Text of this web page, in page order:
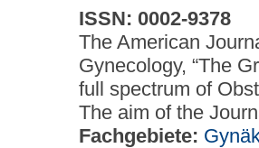
ISSN: 0002-9378
The American
Gynecology, “The
full spectrum of
The aim of the
Fachgebiete: